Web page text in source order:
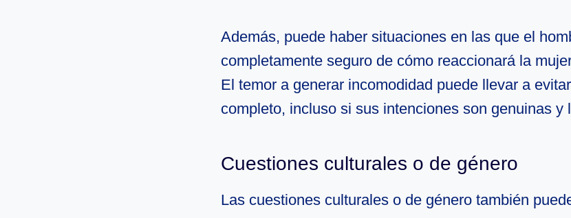
Además, puede haber situaciones en las que el
completamente seguro de cómo reaccionará la
El temor a generar incomodidad puede llevar a
completo, incluso si sus intenciones son genuinas y
Cuestiones culturales o de género
Las cuestiones culturales o de género también